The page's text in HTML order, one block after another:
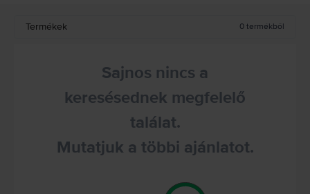
Termékek 0 termékből
Sajnos nincs a
keresésednek megfelelő
találat.
Mutatjuk a többi ajánlatot.